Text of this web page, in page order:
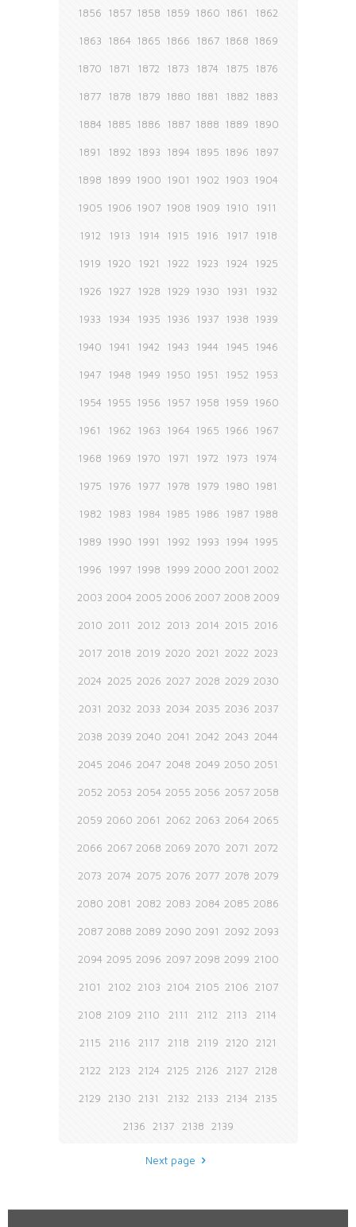
1856 1857 1858 1859 1860 1861 1862
1863 1864 1865 1866 1867 1868 1869
1870 1871 1872 1873 1874 1875 1876
1877 1878 1879 1880 1881 1882 1883
1884 1885 1886 1887 1888 1889 1890
1891 1892 1893 1894 1895 1896 1897
1898 1899 1900 1901 1902 1903 1904
1905 1906 1907 1908 1909 1910 1911
1912 1913 1914 1915 1916 1917 1918
1919 1920 1921 1922 1923 1924 1925
1926 1927 1928 1929 1930 1931 1932
1933 1934 1935 1936 1937 1938 1939
1940 1941 1942 1943 1944 1945 1946
1947 1948 1949 1950 1951 1952 1953
1954 1955 1956 1957 1958 1959 1960
1961 1962 1963 1964 1965 1966 1967
1968 1969 1970 1971 1972 1973 1974
1975 1976 1977 1978 1979 1980 1981
1982 1983 1984 1985 1986 1987 1988
1989 1990 1991 1992 1993 1994 1995
1996 1997 1998 1999 2000 2001 2002
2003 2004 2005 2006 2007 2008 2009
2010 2011 2012 2013 2014 2015 2016
2017 2018 2019 2020 2021 2022 2023
2024 2025 2026 2027 2028 2029 2030
2031 2032 2033 2034 2035 2036 2037
2038 2039 2040 2041 2042 2043 2044
2045 2046 2047 2048 2049 2050 2051
2052 2053 2054 2055 2056 2057 2058
2059 2060 2061 2062 2063 2064 2065
2066 2067 2068 2069 2070 2071 2072
2073 2074 2075 2076 2077 2078 2079
2080 2081 2082 2083 2084 2085 2086
2087 2088 2089 2090 2091 2092 2093
2094 2095 2096 2097 2098 2099 2100
2101 2102 2103 2104 2105 2106 2107
2108 2109 2110 2111 2112 2113 2114
2115 2116 2117 2118 2119 2120 2121
2122 2123 2124 2125 2126 2127 2128
2129 2130 2131 2132 2133 2134 2135
2136 2137 2138 2139
Next page